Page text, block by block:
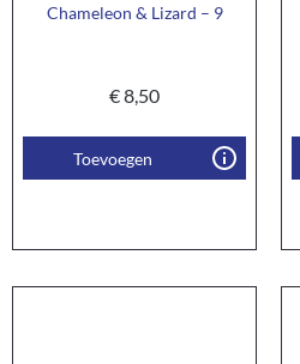
Chameleon & Lizard – 9
€8,50
Toevoegen